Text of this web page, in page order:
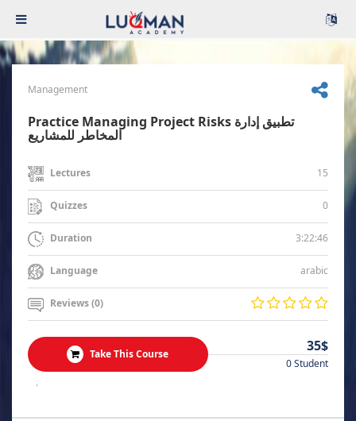
Management
Practice Managing Project Risks تطبيق إدارة
المخاطر للمشاريع
Lectures 15
Quizzes 0
Duration 3:22:46
Language arabic
Reviews (0)
Take This Course 35$
0 Student
.